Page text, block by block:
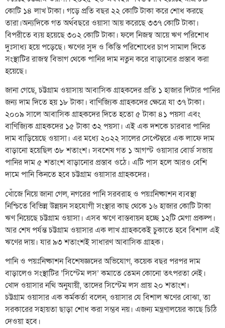
কোটি ১৪ লাখ টাকা। গড়ে প্রতি বছর ২২ কোটি টাকা করে শোধ করছে
তারা।অন্যদিকে গত অর্থবছরে ওয়াসা আয় করেছে ৩৩৭ কোটি টাকা।
বিপরীতে ব্যয় হয়েছে ৩০২ কোটি টাকা। ফলে নিজস্ব আয়ে ঋণ পরিশোধ
দুঃসাধ্য হয়ে পড়েছে। ঋণের সুদ ও কিস্তি পরিশোধের চাপ সামাল দিতে
সংস্থাটির রাজস্ব বিভাগ থেকে পানির দাম নতুন করে বাড়ানোর প্রস্তাব করা
হয়েছে।
জানা গেছে, চট্টগ্রাম ওয়াসায় আবাসিক গ্রাহকদের প্রতি ১ হাজার লিটার পানির
জন্য দাম দিতে হয় ১৮ টাকা। বাণিজ্যিক গ্রাহকদের ক্ষেত্রে যা ৩৭ টাকা।
২০০৯ সালে আবাসিক গ্রাহকদের দিতে হতো ৫ টাকা ৪১ পয়সা এবং
বাণিজ্যিক গ্রাহকদের ১৫ টাকা ৩২ পয়সা। এই এক দশকে চারবার পানির
দাম বাড়িয়েছে ওয়াসা। এর মধ্যে ২০২২ সালের সেপ্টেম্বরে এক লাফে দাম
বাড়ানো হয়েছিল ৩৮ শতাংশ। সবশেষ গত ১ আগস্ট ওয়াসার বোর্ড সভায়
পানির দাম ৫ শতাংশ বাড়ানোর প্রস্তাব ওঠে। এটি পাস হলে আরও বেশি
দামে পানি কিনতে হবে চট্টগ্রাম ওয়াসার গ্রাহকদের।
খোঁজে নিয়ে জানা গেল, নগরের পানি সরবরাহ ও পয়ঃনিষ্কাশন ব্যবস্থা
নিশ্চিতে বিভিন্ন উন্নয়ন সহযোগী সংস্থার কাছ থেকে ১৬ হাজার কোটি টাকা
ঋণ নিয়েছে চট্টগ্রাম ওয়াসা। এসব ঋণে বাস্তবায়ন হচ্ছে ১২টি মেগা প্রকল্প।
আর শেষ পর্যন্ত চট্টগ্রাম ওয়াসার এক লাখ গ্রাহককেই চুকাতে হবে বিশাল এই
ঋণের দায়। যার ৯৩ শতাংশই সাধারণ আবাসিক গ্রাহক।
পানি ও পয়ঃনিষ্কাশন বিশেষজ্ঞদের অভিযোগ, কয়েক বছর পরপর দাম
বাড়ালেও সংস্থাটির ‘সিস্টেম লস’ কমাতে তেমন কোনো তৎপরতা নেই।
খোদ ওয়াসার নথি অনুযায়ী, তাদের সিস্টেম লস প্রায় ২০ শতাংশ।
চট্টগ্রাম ওয়াসার এক কর্মকর্তা বলেন, ওয়াসার যে বিশাল ঋণের বোঝা, তা
সরকারের সহায়তা ছাড়া শোধ করা সম্ভব নয়। এজন্য মন্ত্রণালয়ের কাছে চিঠি
দেওয়া হবে।